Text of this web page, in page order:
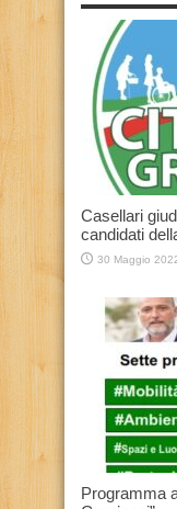
Casellari
candidati
30 Maggio
Programma